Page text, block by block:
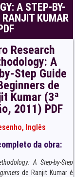
A STEP-BY-
RANJIT KUMAR
Research
A
Step Guide
de
Kumar (3ª
2011) PDF
, Inglês
da obra:
A Step-by-Step
de Ranjit Kumar é